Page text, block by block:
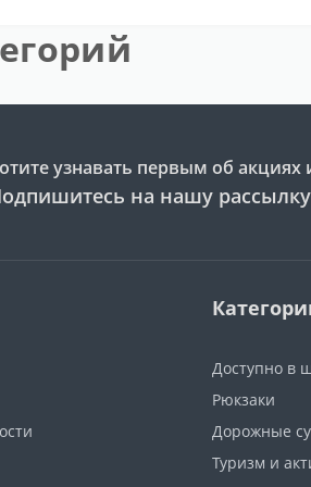
узнавать первым об акциях
на нашу рассылку
Доступно в
Рюкзаки
Дорожные
Туризм и